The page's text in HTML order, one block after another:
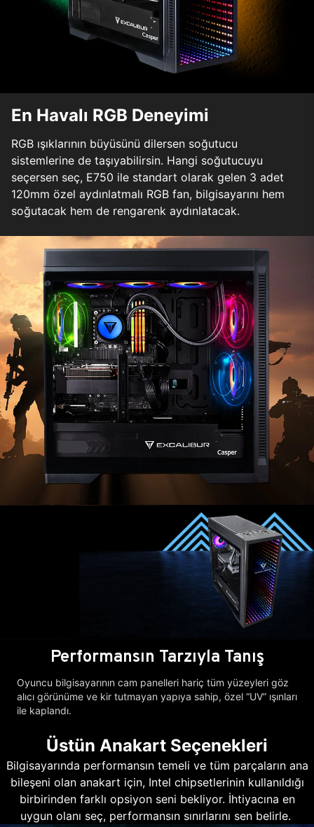
En Havalı RGB Deneyimi
RGB ışıklarının büyüsünü dilersen soğutucu
sistemlerine de taşıyabilirsin. Hangi soğutucuyu
seçersen seç, E750 ile standart olarak gelen 3 adet
120mm özel aydınlatmalı RGB fan, bilgisayarını hem
soğutacak hem de rengarenk aydınlatacak.
Performansın Tarzıyla Tanış
Oyuncu bilgisayarının cam panelleri hariç tüm yüzeyleri göz
alıcı görünüme ve kir tutmayan yapıya sahip, özel “UV” ışınları
ile kaplandı.
Üstün Anakart Seçenekleri
Bilgisayarında performansın temeli ve tüm parçaların ana
bileşeni olan anakart için, Intel chipsetlerinin kullanıldığı
birbirinden farklı opsiyon seni bekliyor. İhtiyacına en
uygun olanı seç, performansın sınırlarını sen belirle.